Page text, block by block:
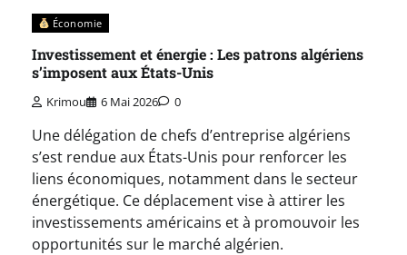
Économie
Investissement et énergie : Les patrons algériens
s’imposent aux États-Unis
Krimou 6 Mai 2026 0
Une délégation de chefs d’entreprise algériens
s’est rendue aux États-Unis pour renforcer les
liens économiques, notamment dans le secteur
énergétique. Ce déplacement vise à attirer les
investissements américains et à promouvoir les
opportunités sur le marché algérien.